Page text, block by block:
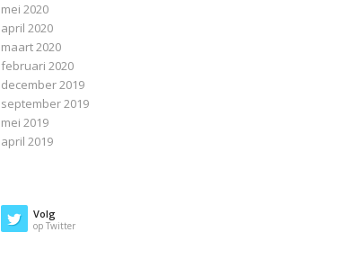
mei 2020
april 2020
maart 2020
februari 2020
december 2019
september 2019
mei 2019
april 2019
Volg
op Twitter